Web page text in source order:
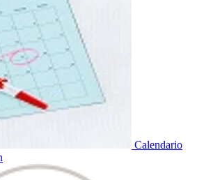
Calendario